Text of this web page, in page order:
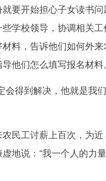
开始担心子女读书问
学校领导，协调相关
料，告诉他们如何外
他们怎么填写报名材料。
得到解决，他就是我
工讨薪上百次，为近
地说：“我一个人的力